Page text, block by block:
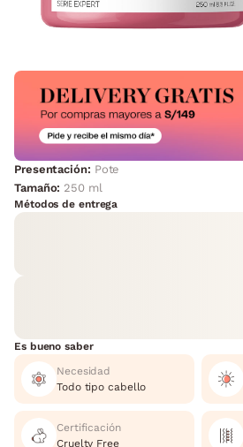
Presentación: Pote
Tamaño: 250 ml
Métodos de entrega
Es bueno saber
Necesidad
Todo tipo cabello
Certificación
Cruelty Free